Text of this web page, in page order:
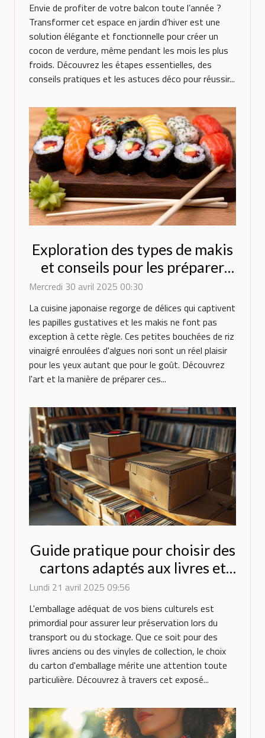
Envie de profiter de votre balcon toute l’année ?
Transformer cet espace en jardin d’hiver est une
solution élégante et fonctionnelle pour créer un
cocon de verdure, même pendant les mois les plus
froids. Découvrez les étapes essentielles, des
conseils pratiques et les astuces déco pour réussir...
Exploration des types de makis
et conseils pour les préparer
chez soi
Mercredi 30 avril 2025 00:30
La cuisine japonaise regorge de délices qui captivent
les papilles gustatives et les makis ne font pas
exception à cette règle. Ces petites bouchées de riz
vinaigré enroulées d'algues nori sont un réel plaisir
pour les yeux autant que pour le goût. Découvrez
l'art et la manière de préparer ces...
Guide pratique pour choisir des
cartons adaptés aux livres et
vinyles
Lundi 21 avril 2025 09:56
L'emballage adéquat de vos biens culturels est
primordial pour assurer leur préservation lors du
transport ou du stockage. Que ce soit pour des
livres anciens ou des vinyles de collection, le choix
du carton d'emballage mérite une attention toute
particulière. Découvrez à travers cet exposé...